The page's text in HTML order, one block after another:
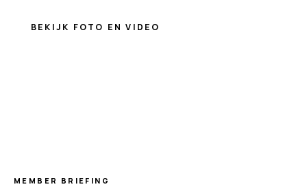
BEKIJK FOTO EN VIDEO
MEMBER BRIEFING